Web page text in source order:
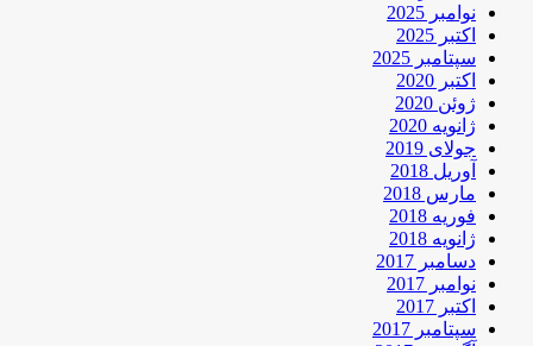
نوامبر 2025
اکتبر 2025
سپتامبر 2025
اکتبر 2020
ژوئن 2020
ژانویه 2020
جولای 2019
آوریل 2018
مارس 2018
فوریه 2018
ژانویه 2018
دسامبر 2017
نوامبر 2017
اکتبر 2017
سپتامبر 2017